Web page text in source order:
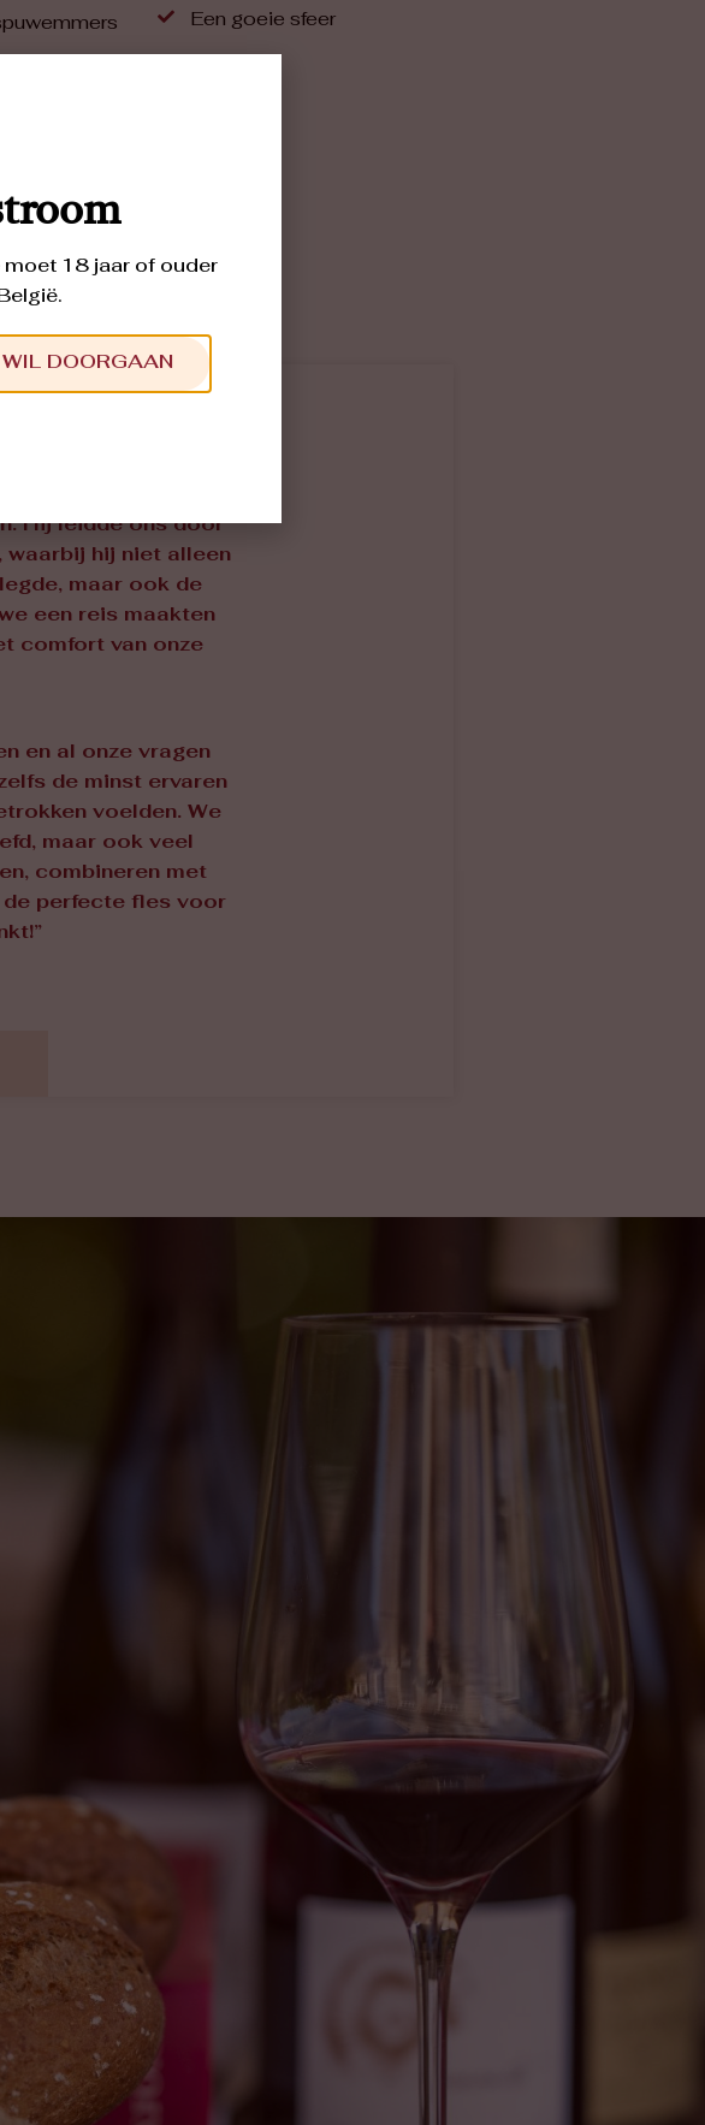
Een goeie sfeer
Hij leidde ons door
hij niet alleen
maar ook de
een reis maakten
comfort van onze
en al onze vragen
de minst ervaren
voelden. We
maar ook veel
combineren met
de perfecte fles voor
18 jaar of ouder
DOORGAAN